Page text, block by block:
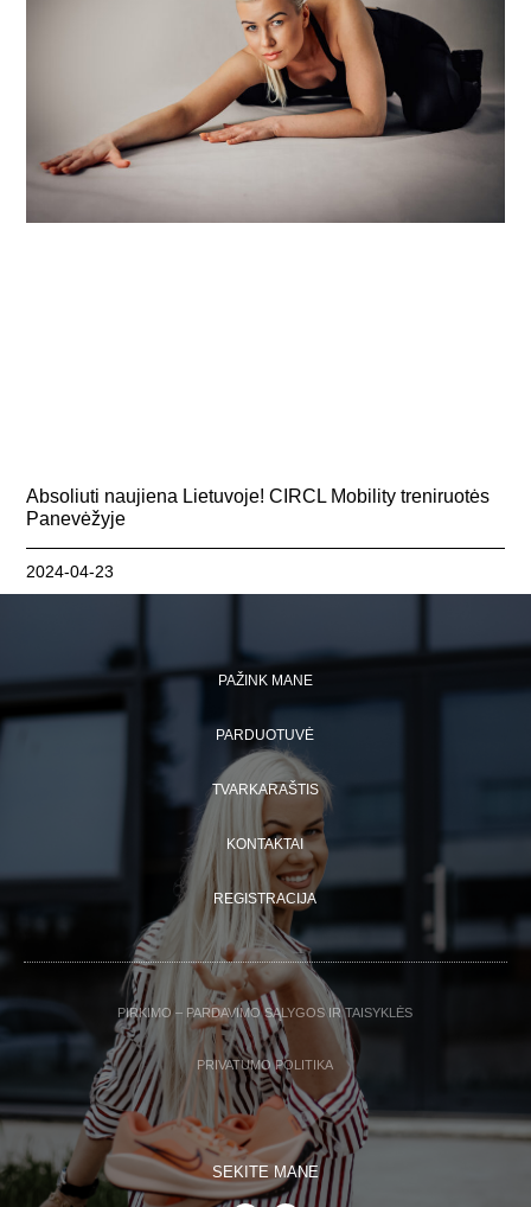
Absoliuti naujiena Lietuvoje! CIRCL Mobility treniruotės
Panevėžyje
2024-04-23
PAŽINK MANE
PARDUOTUVĖ
TVARKARAŠTIS
KONTAKTAI
REGISTRACIJA
SEKITE MANE
PIRKIMO – PARDAVIMO SĄLYGOS IR TAISYKLĖS
PRIVATUMO POLITIKA